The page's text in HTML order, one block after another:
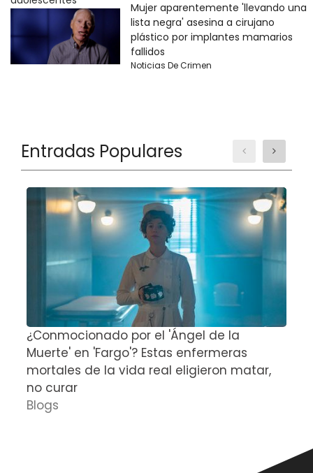
Mujer aparentemente 'llevando una
lista negra' asesina a cirujano
plástico por implantes mamarios
fallidos
Noticias De Crimen
Entradas Populares
¿Conmocionado por el 'Ángel de la
Muerte' en 'Fargo'? Estas enfermeras
mortales de la vida real eligieron matar,
no curar
Blogs